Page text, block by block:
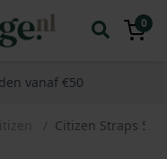
0
vanaf €50
Citizen Straps 59-